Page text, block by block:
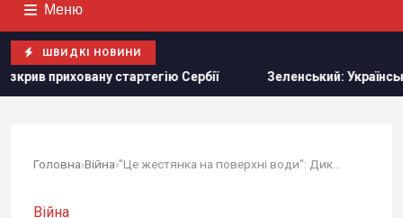
Меню
ШВИДКІ НОВИНИ
стартегію Сербії Зеленський: Українська
Головна›Війна›
Війна